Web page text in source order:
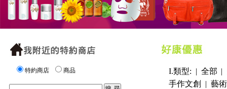
特約商店 商品 I.類型: | 全部 |
手作文創
| 藝